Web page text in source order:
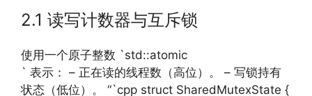
2.1 读写计数器与互斥锁
使用一个原子整数 `std::atomic
` 表示： – 正在读的线程数（高位）。 – 写锁持有
状态（低位）。 “`cpp struct SharedMutexState {